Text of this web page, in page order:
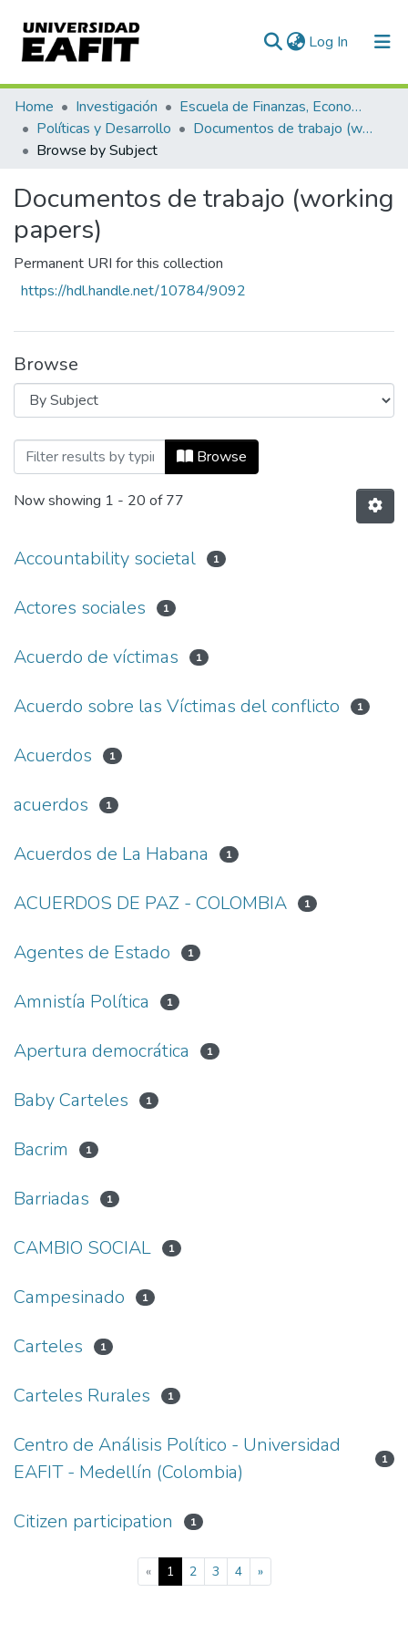
Log In (current)
Communities & Collections
All of DSpace
Home Investigación
Escuela de Finanzas, Economía y Gobierno
Políticas y Desarrollo
Documentos de trabajo (working papers)
Browse by Subject
Documentos de trabajo (working
papers)
Permanent URI for this collection
https://hdl.handle.net/10784/9092
Browse
Browsing Documentos de trabajo
Browse
Now showing 1 - 20 of 77
Accountability societal 1
Actores sociales 1
Acuerdo de víctimas 1
Acuerdo sobre las Víctimas del conflicto 1
Acuerdos 1
acuerdos 1
Acuerdos de La Habana 1
ACUERDOS DE PAZ - COLOMBIA 1
Agentes de Estado 1
Amnistía Política 1
Apertura democrática 1
Baby Carteles 1
Bacrim 1
Barriadas 1
CAMBIO SOCIAL 1
Campesinado 1
Carteles 1
Carteles Rurales 1
Centro de Análisis Político - Universidad
EAFIT - Medellín (Colombia)
1
Citizen participation 1
« 1(current)
2 3 4 »